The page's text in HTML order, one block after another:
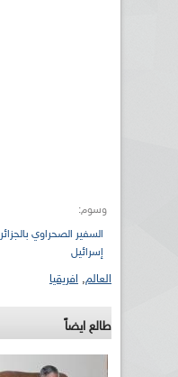
وسوم:
السفير الصحراوي بالجزائر
إسرائيل
العالم, افريقيا
طالع ايضاً